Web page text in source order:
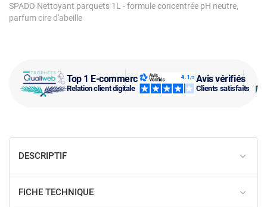
Top 1 E-commerce
Relation client digitale
Avis vérifiés
Clients satisfaits
SPADO Nettoyant parquets 1L - formule concentrée pH neutre,
parfum cire d'abeille
DESCRIPTIF
FICHE TECHNIQUE